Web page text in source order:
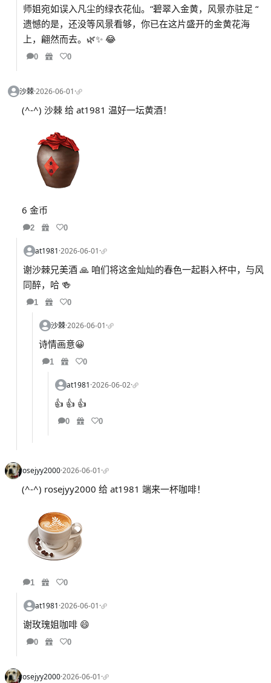
师姐宛如误入凡尘的绿衣花仙。“碧翠入金黄，风景亦驻足 “
遗憾的是，还没等风景看够，你已在这片盛开的金黄花海
上，翩然而去。🌿✨ 😂
0 0
沙棘·2026-06-01·
(^-^) 沙棘 给 at1981 温好一坛黄酒！
6 金币
2 0
at1981·2026-06-01·
谢沙棘兄美酒 🙏 咱们将这金灿灿的春色一起斟入杯中，与风
同醉，哈 🍻
1 0
沙棘·2026-06-01·
诗情画意😀
1 0
at1981·2026-06-02·
👍 👍 👍
0 0
rosejyy2000·2026-06-01·
(^-^) rosejyy2000 给 at1981 端来一杯咖啡！
1 0
at1981·2026-06-01·
谢玫瑰姐咖啡 😄
0 0
rosejyy2000·2026-06-01·